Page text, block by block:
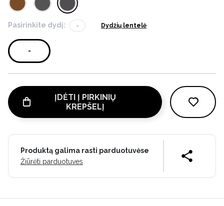
Pasirinkite dydį: - Dydžių lentelė
-
ĮDĖTI Į PIRKINIŲ
KREPŠELĮ
Produktą galima rasti parduotuvėse
Žiūrėti parduotuves